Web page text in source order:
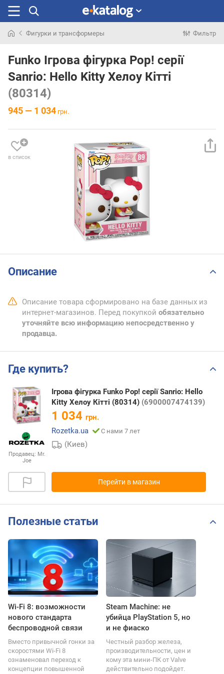
раньше
Фигурки и трансформеры Фильтр
Funko Ігрова фігурка Pop! серії
Sanrio: Hello Kitty Хелоу Кітті
(80314)
945 — 1 034 грн.
в список
Описание
Описание товара сформировано на базе данных из
интернет-магазинов. Перед покупкой обязательно
уточняйте всю информацию непосредственно у
продавца.
Где купить?
Продавец: Mr.
Joe
Ігрова фігурка Funko Pop! серії Sanrio: Hello
Kitty Хелоу Кітті (80314) (6900007474139)
1 034 грн.
Rozetka.ua
С нами 7 лет
(Киев)
Перейти в магазин
Полезные статьи
Wi-Fi 8: возможности
нового стандарта
беспроводной связи
Вместо привычной гонки за
скоростями Wi-Fi 8
ознаменовал переход к
концепции повышенной
Steam Machine: не
убийца PlayStation 5, но
и не фиаско
Честный разбор железа,
производительности, цен и
кому эта мини-ПК от Valve
действительно подойдет.